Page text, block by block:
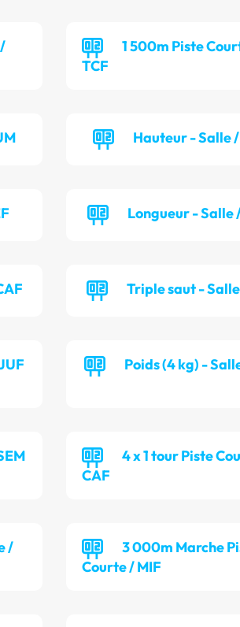
1 500m Piste
TCF
Hauteur - Salle /
Longueur - Salle
Triple saut -
Poids (4 kg) -
4 x 1 tour Piste
CAF
/
3 000m Marche
Courte / MIF